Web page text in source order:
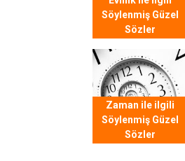
Söylenmiş Güzel
Sözler
Zaman ile ilgili
Söylenmiş Güzel
Sözler